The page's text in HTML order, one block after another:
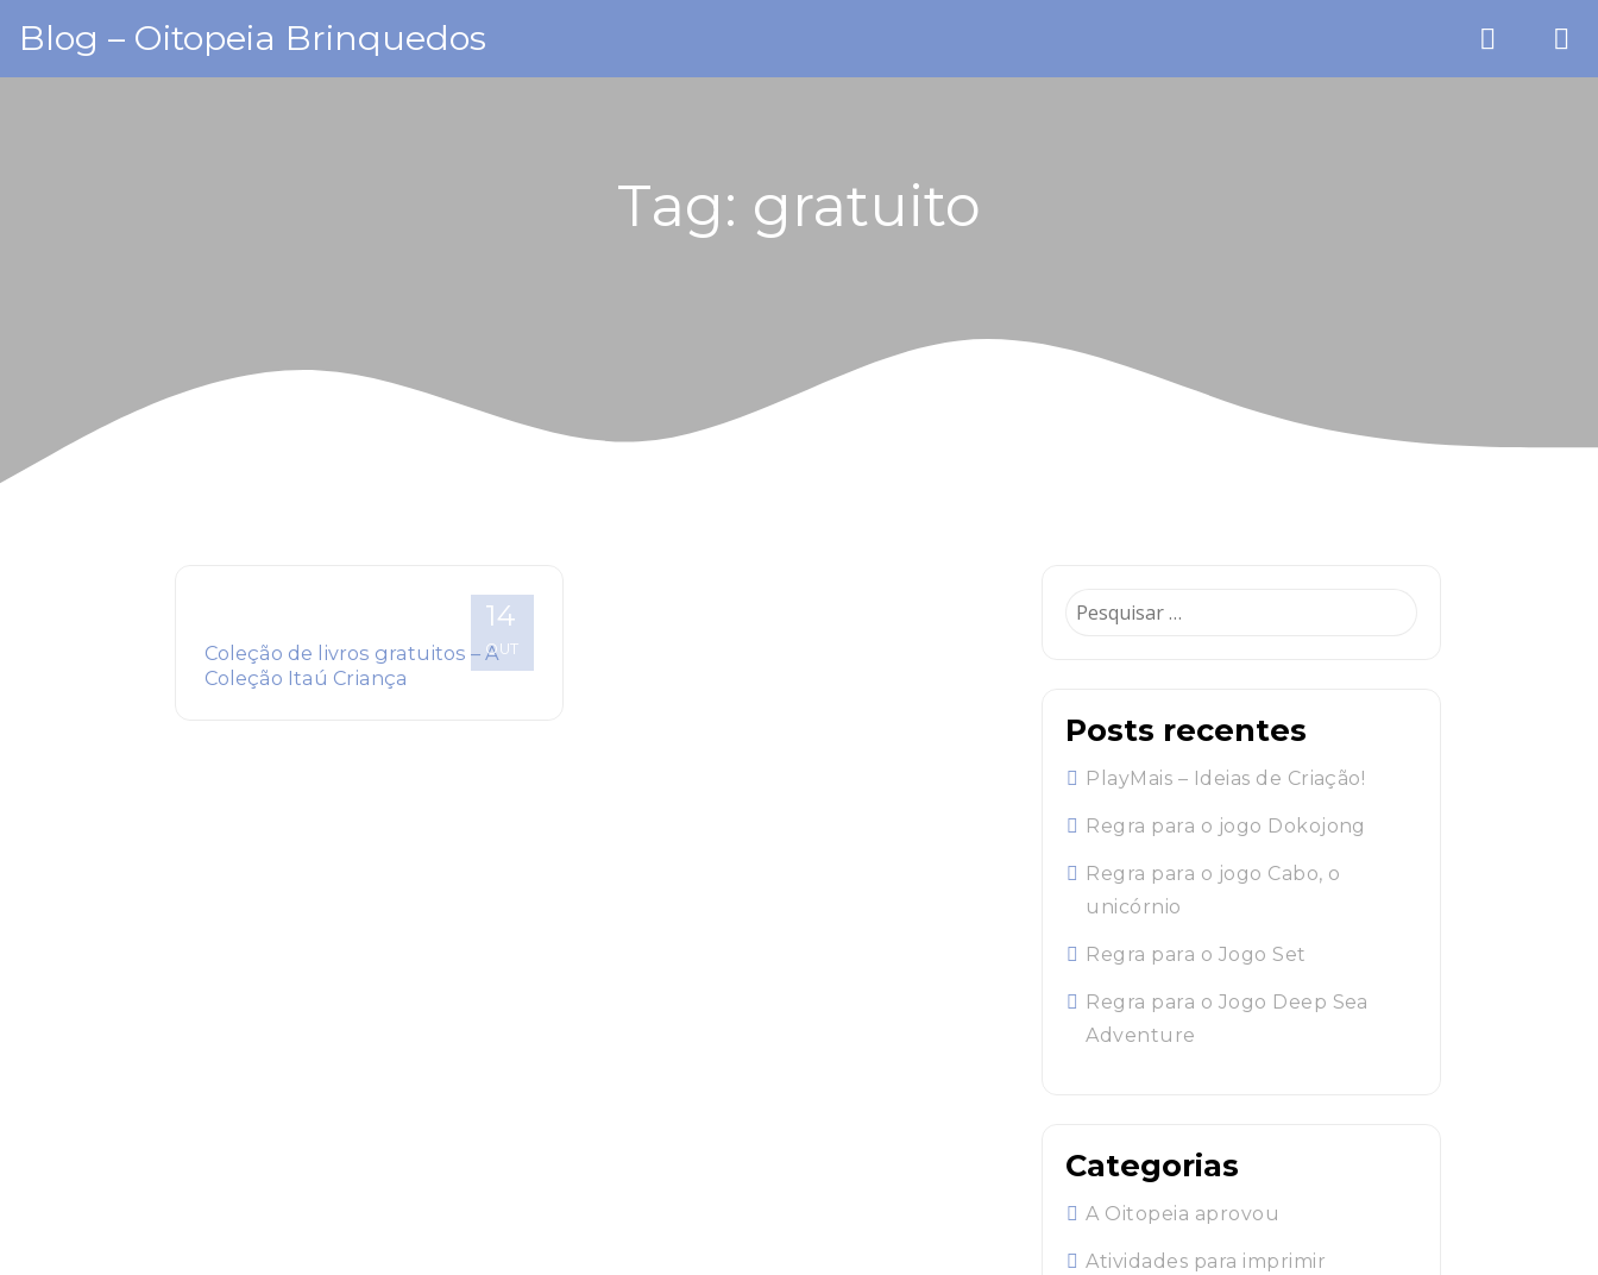
content
Blog – Oitopeia Brinquedos
Tag: gratuito
14
OUT
Coleção de livros gratuitos – A
Coleção Itaú Criança
Pesquisar
Posts recentes
PlayMais – Ideias de Criação!
Regra para o jogo Dokojong
Regra para o jogo Cabo, o
unicórnio
Regra para o Jogo Set
Regra para o Jogo Deep Sea
Adventure
Categorias
A Oitopeia aprovou
Atividades para imprimir